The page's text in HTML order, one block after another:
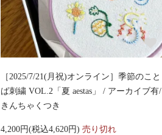
［2025/7/21(月祝)オンライン］季節のこと
ば刺繍 VOL.2「夏 aestas」 / アーカイブ有/
きんちゃくつき
4,200円(税込4,620円)売り切れ